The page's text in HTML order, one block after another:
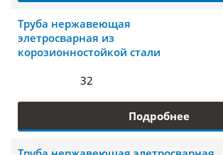
Труба нержавеющая
элетросварная из
корозионностойкой стали
32
Подробнее